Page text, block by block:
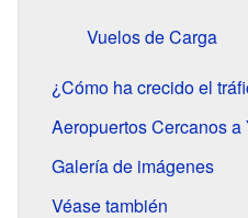
Vuelos de Carga
¿Cómo ha crecido el
Aeropuertos Cercanos a
Galería de imágenes
Véase también